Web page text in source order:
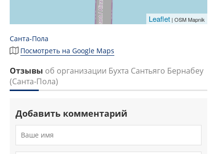
Leaflet | OSM Mapnik
Санта-Пола
Посмотреть на Google Maps
Отзывы об организации Бухта Сантьяго Бернабеу
(Санта-Пола)
Добавить комментарий